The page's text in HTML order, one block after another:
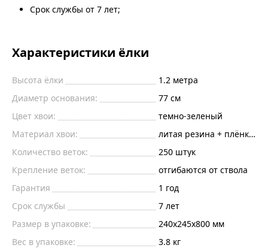
Срок службы от 7 лет;
Характеристики ёлки
Высота ёлки 1.2 метра
Диаметр основания:
77 см
Цвет хвои:
темно-зеленый
Материал хвои:
литая резина + плёнка
Количество веток:
250 штук
Крепление веток:
отгибаются от ствола
Гарантия
1 год
Срок службы
7 лет
Размер в упаковке:
240х245х800 мм
Вес в упаковке:
3.8 кг